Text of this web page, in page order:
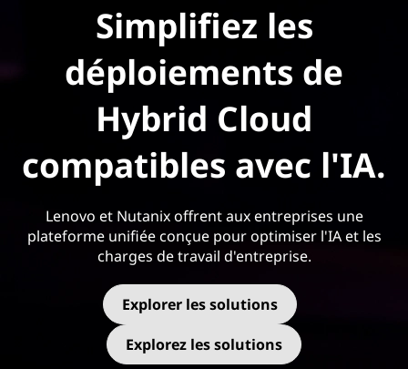
Simplifiez les
déploiements de
Hybrid Cloud
compatibles avec l'IA.
Lenovo et Nutanix offrent aux entreprises une
plateforme unifiée conçue pour optimiser l'IA et les
charges de travail d'entreprise.
Explorer les solutions
Explorez les solutions